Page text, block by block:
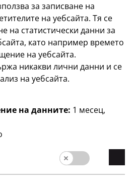
1 €
80 листа, 70 g/m²
за записване на
на уебсайта. Тя се
на статистически данни за
като например времето
на уебсайта.
никакви лични данни и се
на уебсайта.
на данните: 1 месец,